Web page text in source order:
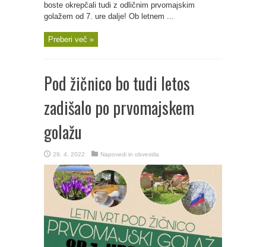
boste okrepčali tudi z odličnim prvomajskim
golažem od 7. ure dalje! Ob letnem ...
Preberi več »
Pod žičnico bo tudi letos
zadišalo po prvomajskem
golažu
29. 4. 2022 Napovedi in obvestila